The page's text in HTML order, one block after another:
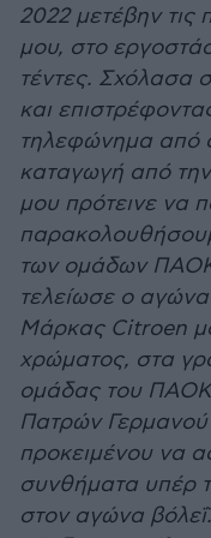
2022 μετέβην τις
μου, στο
τέντες. Σχόλασα
και
τηλεφώνημα από
καταγωγή από
μου πρότεινε να
των ομάδων
τελείωσε ο
Μάρκας Citroen
χρώματος, στα
ομάδας του
Πατρών Γερμανού
προκειμένου να
συνθήματα υπέρ
στον αγώνα